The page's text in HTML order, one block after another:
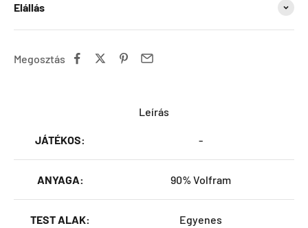
Elállás
Megosztás
Leírás
JÁTÉKOS: -
ANYAGA: 90% Volfram
TEST ALAK: Egyenes